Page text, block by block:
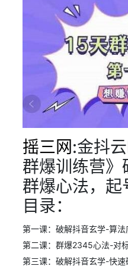
摇三网:金抖
群爆训练营》
群爆心法，起
目录：
第一课：破解抖音玄学-算法
第二课：群爆2345心法-对
第三课：破解抖音玄学-快